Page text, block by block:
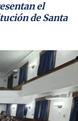
el
de Santa